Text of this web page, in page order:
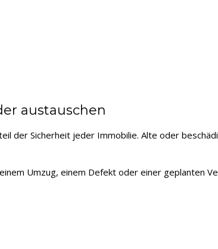
austauschen
der Sicherheit jeder Immobilie. Alte oder
Umzug, einem Defekt oder einer geplanten